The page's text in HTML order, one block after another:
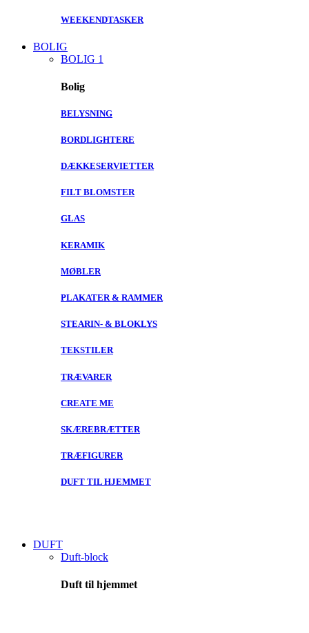
WEEKENDTASKER
BOLIG
BOLIG 1
Bolig
BELYSNING
BORDLIGHTERE
DÆKKESERVIETTER
FILT BLOMSTER
GLAS
KERAMIK
MØBLER
PLAKATER & RAMMER
STEARIN- & BLOKLYS
TEKSTILER
TRÆVARER
CREATE ME
SKÆREBRÆTTER
TRÆFIGURER
DUFT TIL HJEMMET
DUFT
Duft-block
Duft til hjemmet